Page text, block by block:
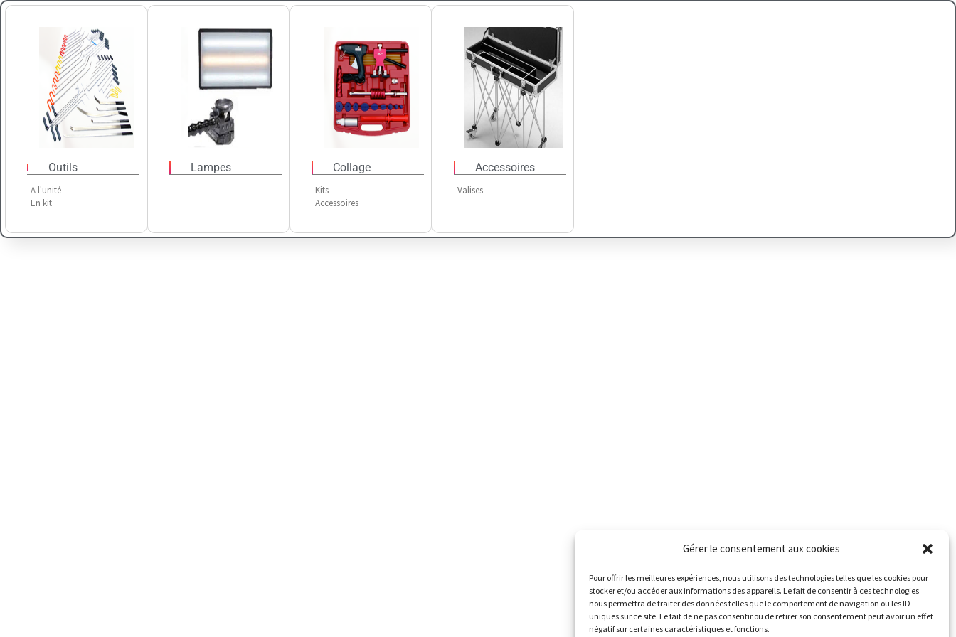
Gérer le consentement aux cookies
Pour offrir les meilleures expériences, nous utilisons des technologies telles que les cookies pour
stocker et/ou accéder aux informations des appareils. Le fait de consentir à ces technologies
nous permettra de traiter des données telles que le comportement de navigation ou les ID
uniques sur ce site. Le fait de ne pas consentir ou de retirer son consentement peut avoir un effet
négatif sur certaines caractéristiques et fonctions.
Outils
A l'unité
En kit
Lampes Collage
Kits
Accessoires
Accessoires
Valises